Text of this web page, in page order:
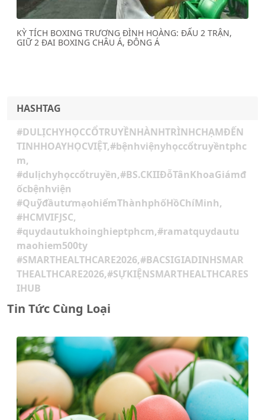
KỲ TÍCH BOXING TRƯƠNG ĐÌNH HOÀNG: ĐẤU 2 TRẬN,
GIỮ 2 ĐAI BOXING CHÂU Á, ĐÔNG Á
HASHTAG
#DULỊCHYHỌCCỔTRUYỀNHÀNHTRÌNHCHẠMĐẾN
TINHHOAYHỌCVIỆT,#bệnhviệnyhọccổtruyềntphc
m,
#dulịchyhọccổtruyền,#BS.CKIIĐỗTânKhoaGiámđ
ốcbệnhviện
#QuỹđầutưmạohiểmThànhphốHồChíMinh,
#HCMVIFJSC,
#quydautukhoinghieptphcm,#ramatquydautu
maohiem500ty
#SMARTHEALTHCARE2026,#BACSIGIADINHSMAR
THEALTHCARE2026,#SỰKIỆNSMARTHEALTHCARES
IHUB
Tin Tức Cùng Loại